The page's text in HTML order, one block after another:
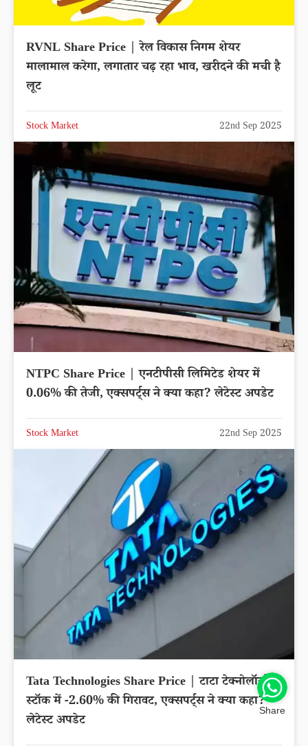
RVNL Share Price | रेल विकास निगम शेयर
मालामाल करेगा, लगातार चढ़ रहा भाव, खरीदने की मची है
लूट
Stock Market 22nd Sep 2025
NTPC Share Price | एनटीपीसी लिमिटेड शेयर में
0.06% की तेजी, एक्सपर्ट्स ने क्या कहा? लेटेस्ट अपडेट
Stock Market 22nd Sep 2025
Tata Technologies Share Price | टाटा टेक्नोलॉजीज
स्टॉक में -2.60% की गिरावट, एक्सपर्ट्स ने क्या कहा?
लेटेस्ट अपडेट
Share